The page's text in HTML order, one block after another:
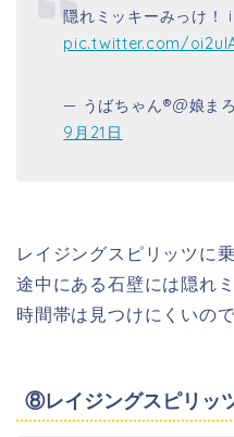
隠れミッキーみっけ！
pic.twitter.com/
— うばちゃん®︎@娘ま
9月21日
レイジングスピリッツに
途中にある石壁には隠れ
時間帯は見つけにくいの
⑧レイジングスピリッ